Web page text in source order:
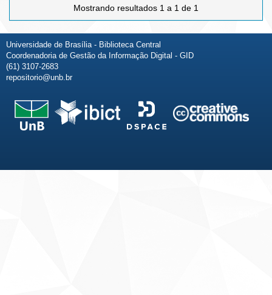
Mostrando resultados 1 a 1 de 1
Universidade de Brasília - Biblioteca Central
Coordenadoria de Gestão da Informação Digital - GID
(61) 3107-2683
repositorio@unb.br